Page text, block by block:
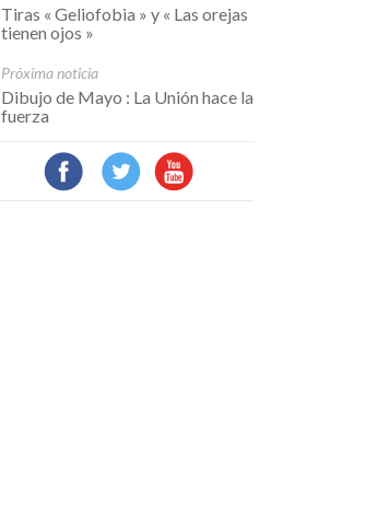
Tiras « Geliofobia » y « Las orejas
tienen ojos »
Próxima noticia
Dibujo de Mayo : La Unión hace la
fuerza